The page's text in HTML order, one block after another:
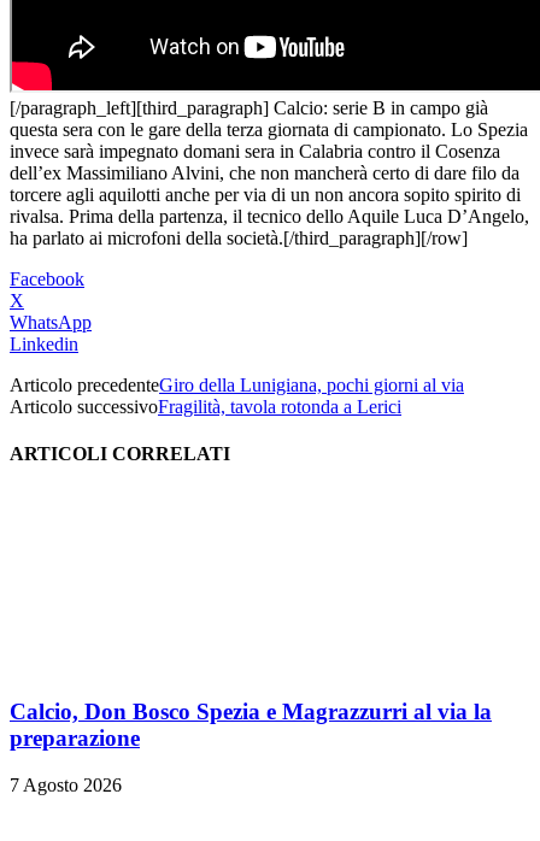
[/paragraph_left][third_paragraph] Calcio: serie B in campo già
questa sera con le gare della terza giornata di campionato. Lo Spezia
invece sarà impegnato domani sera in Calabria contro il Cosenza
dell’ex Massimiliano Alvini, che non mancherà certo di dare filo da
torcere agli aquilotti anche per via di un non ancora sopito spirito di
rivalsa. Prima della partenza, il tecnico dello Aquile Luca D’Angelo,
ha parlato ai microfoni della società.[/third_paragraph][/row]
Facebook
X
WhatsApp
Linkedin
Articolo precedenteGiro della Lunigiana, pochi giorni al via
Articolo successivoFragilità, tavola rotonda a Lerici
ARTICOLI CORRELATI
Calcio, Don Bosco Spezia e Magrazzurri al via la
preparazione
7 Agosto 2026